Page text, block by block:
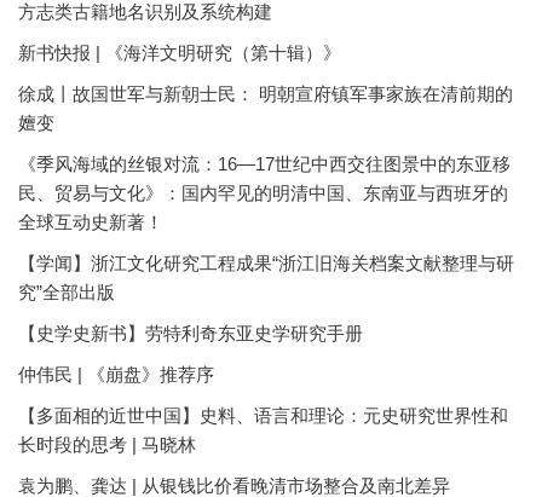
方志类古籍地名识别及系统构建
新书快报 | 《海洋文明研究（第十辑）》
徐成丨故国世军与新朝士民： 明朝宣府镇军事家族在清前期的
嬗变
《季风海域的丝银对流：16—17世纪中西交往图景中的东亚移
民、贸易与文化》：国内罕见的明清中国、东南亚与西班牙的
全球互动史新著！
【学闻】浙江文化研究工程成果“浙江旧海关档案文献整理与研
究”全部出版
【史学史新书】劳特利奇东亚史学研究手册
仲伟民 | 《崩盘》推荐序
【多面相的近世中国】史料、语言和理论：元史研究世界性和
长时段的思考 | 马晓林
袁为鹏、龚达 | 从银钱比价看晚清市场整合及南北差异